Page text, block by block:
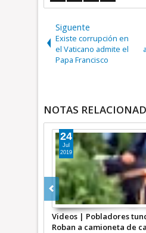
Siguente
Existe corrupción en
el Vaticano admite el
Papa Francisco
NOTAS
Videos | Pobladores
Roban a camioneta de
24
Jul
2019